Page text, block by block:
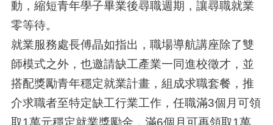
動，縮短青年學子畢業後尋職週期，讓尋職就業
零等待。
就業服務處長傅晶如指出，職場導航講座除了雙
師模式之外，也邀請缺工產業一同進校徵才，並
搭配獎勵青年穩定就業計畫，組成求職套餐，推
介求職者至特定缺工行業工作，任職滿3個月可領
取1萬元穩定就業獎勵金，滿6個月可再領取1萬